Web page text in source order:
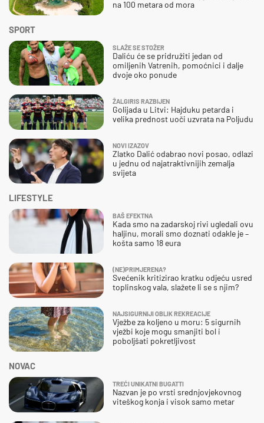
SPORT
SLAŽE SE STOŽER
Daliću će se pridružiti jedan od
omiljenih Vatrenih, pomoćnici i dalje
dvoje oko ponude
ŽALGIRIS RAZBIJEN
Golijada u Litvi: Hajduku petarda i
velika prednost uoči uzvrata na Poljudu
NOVI IZAZOV
Zlatko Dalić odabrao novi posao, odlazi
u jednu od najatraktivnijih zemalja
svijeta
na 100 metara od mora
NOVAC
TREĆI UNIKATNI BUGATTI
Nazvan je po vrsti srednjovjekovnog
viteškog konja i visok samo metar
LIFESTYLE
BAŠ EFEKTNA
Kada smo na zadarskoj rivi ugledali ovu
haljinu, morali smo doznati odakle je –
košta samo 18 eura
(NE)PRIMJERENA?
Svećenik kritizirao kratku odjeću usred
toplinskog vala, slažete li se s njim?
NAJSIGURNIJI OBLIK REKREACIJE
Vježbe za koljeno u moru: 5 sigurnih
vježbi koje mogu smanjiti bol i
poboljšati pokretljivost